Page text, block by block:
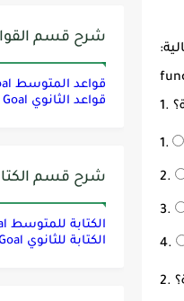
شرح قسم
قواعد المتوسط Super Goal
قواعد الثانوي Maga Goal
شرح قسم
الكتابة للمتوسط Super Goal
الكتابة للثانوي Maga Goal